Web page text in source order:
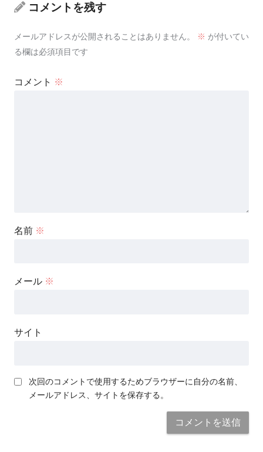
コメントを残す
メールアドレスが公開されることはありません。 ※ が付いてい
る欄は必須項目です
コメント ※
名前 ※
メール ※
サイト
次回のコメントで使用するためブラウザーに自分の名前、
メールアドレス、サイトを保存する。